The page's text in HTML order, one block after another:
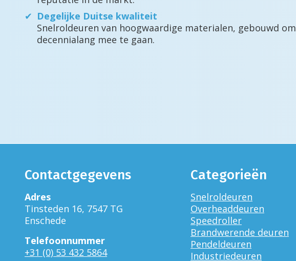
Degelijke Duitse kwaliteit
Snelroldeuren van hoogwaardige materialen, gebouwd om
decennialang mee te gaan.
Contactgegevens
Adres
Tinsteden 16, 7547 TG
Enschede
Telefoonnummer
+31 (0) 53 432 5864
Categorieën
Snelroldeuren
Overheaddeuren
Speedroller
Brandwerende deuren
Pendeldeuren
Industriedeuren